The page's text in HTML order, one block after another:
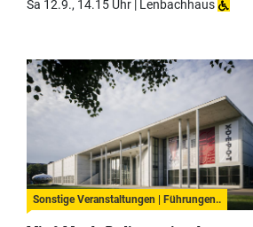
Sa 12.9., 14.15 Uhr | Lenbachhaus
Sonstige Veranstaltungen | Führungen..